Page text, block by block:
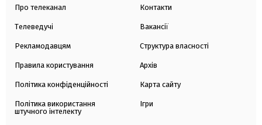
Про телеканал
Телеведучі
Рекламодавцям
Правила користування
Політика конфіденційності
Політика використання
штучного інтелекту
Контакти
Вакансії
Структура власності
Архів
Карта сайту
Ігри